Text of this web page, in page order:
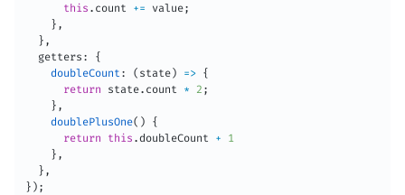
this . count += value;
} ,
} ,
  getters
:
{
doubleCount : ( state ) => {
return state. count * 2 ;
} ,
doublePlusOne( )
{
return
this .doubleCount +
1
} ,
} ,
} ) ;